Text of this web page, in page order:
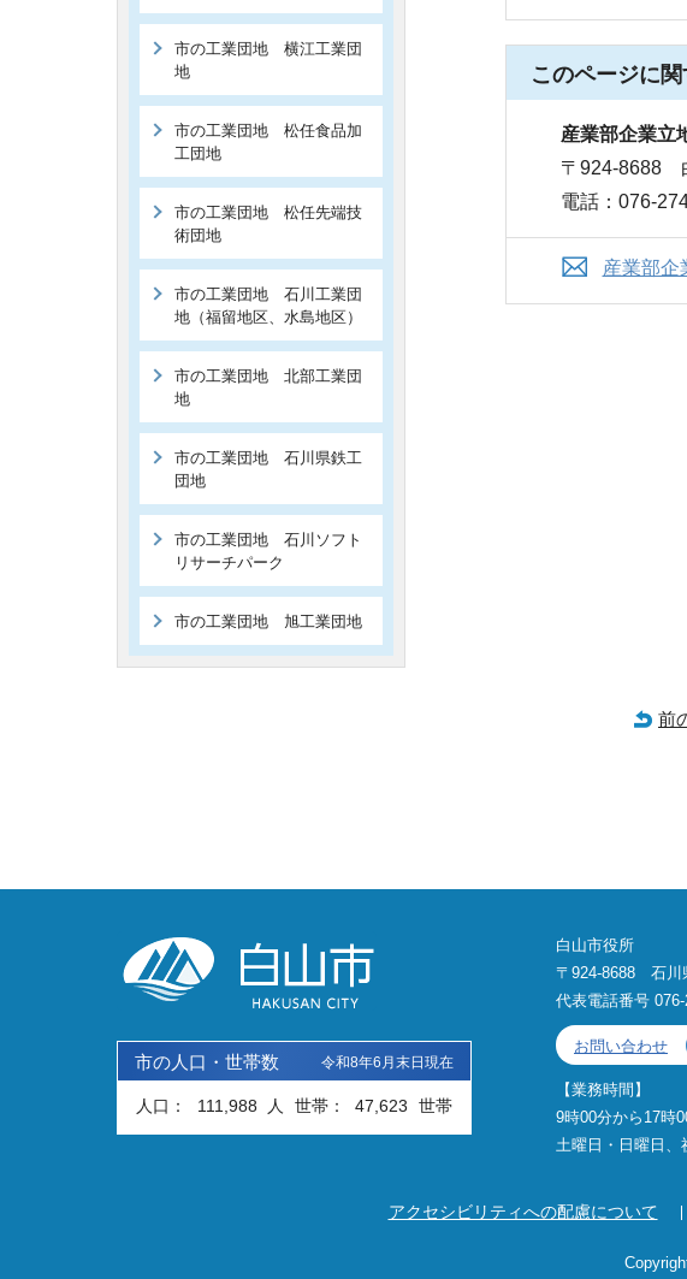
このページに関
産業部企業立
〒924-8688
電話：076-
産業部企
市の工業団地 横江工業団
地
市の工業団地 松任食品加
工団地
市の工業団地 松任先端技
術団地
市の工業団地 石川工業団
地（福留地区、水島地区）
市の工業団地 北部工業団
地
市の工業団地 石川県鉄工
団地
市の工業団地 石川ソフト
リサーチパーク
市の工業団地 旭工業団地
前
市の人口・世帯数 令和8年6月末日現在
人口： 111,988 人 世帯： 47,623 世帯
白山市役所
〒924-8688 石川
代表電話番号
お問い合わせ
【業務時間】
9時00分から17時
土曜日・日曜日、
アクセシビリティへの配慮について